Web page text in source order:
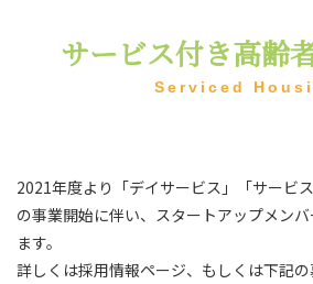
サービス付き高齢
Serviced
2021年度より「デイサービス」「サービ
の事業開始に伴い、スタートアップメン
ます。
詳しくは採用情報ページ、もしくは下記